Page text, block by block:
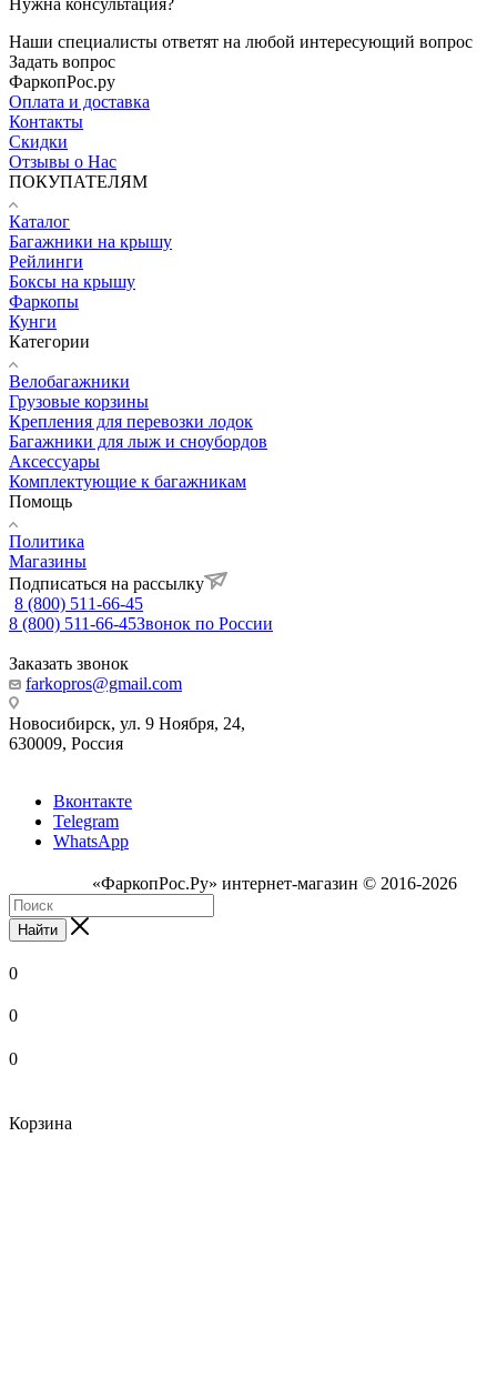
Наши специалисты ответят на любой интересующий вопрос
Задать вопрос
ФаркопРос.ру
Оплата и доставка
Контакты
Скидки
Отзывы о Нас
ПОКУПАТЕЛЯМ
Каталог
Багажники на крышу
Рейлинги
Боксы на крышу
Фаркопы
Кунги
Категории
Велобагажники
Грузовые корзины
Крепления для перевозки лодок
Багажники для лыж и сноубордов
Аксессуары
Комплектующие к багажникам
Помощь
Политика
Магазины
Подписаться на рассылку
8 (800) 511-66-45
8 (800) 511-66-45Звонок по России
Заказать звонок
farkopros@gmail.com
Новосибирск, ул. 9 Ноября, 24,
630009, Россия
Вконтакте
Telegram
WhatsApp
«ФаркопРос.Ру» интернет-магазин © 2016-2026
Найти
0
0
0
Корзина